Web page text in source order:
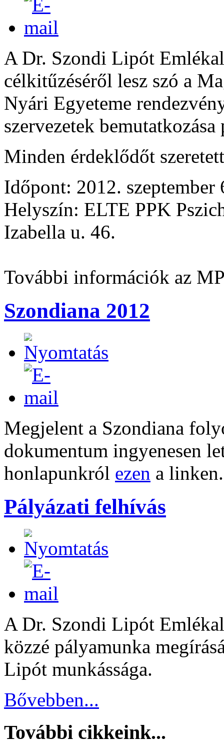
A Dr. Szondi Lipót
célkitűzéséről lesz szó a
Nyári Egyeteme
szervezetek
Minden érdeklődőt
Időpont: 2012. szeptember
Helyszín: ELTE PPK
Izabella u. 46.
További információk az
Szondiana 2012
Megjelent a Szondiana
dokumentum ingyenesen
honlapunkról ezen a linken.
Pályázati felhívás
A Dr. Szondi Lipót
közzé pályamunka
Lipót munkássága.
Bővebben...
További cikkeink...